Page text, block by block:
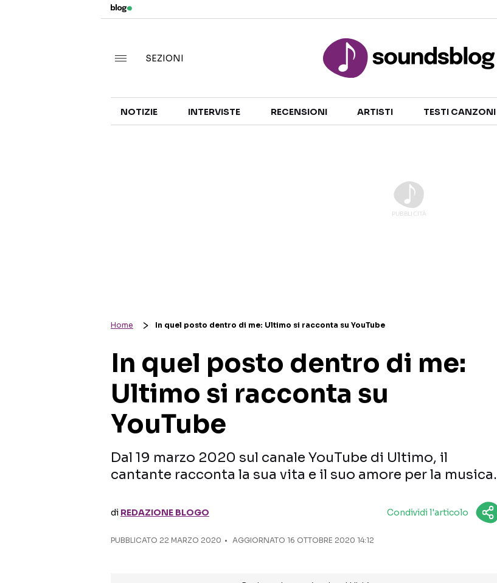
TALENT SHOW
SEZIONI
NOTIZIE INTERVISTE RECENSIONI ARTISTI TESTI CANZONI
Home In quel posto dentro di me: Ultimo si racconta su YouTube
In quel posto dentro di me:
Ultimo si racconta su
YouTube
Dal 19 marzo 2020 sul canale YouTube di Ultimo, il
cantante racconta la sua vita e il suo amore per la musica.
di REDAZIONE BLOGO Condividi l'articolo
PUBBLICATO 22 MARZO 2020 AGGIORNATO 16 OTTOBRE 2020 14:12